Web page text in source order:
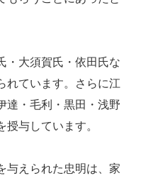
大須賀氏・依田氏な
れています。さらに江
達・毛利・黒田・浅野
与しています。
えられた忠明は、家